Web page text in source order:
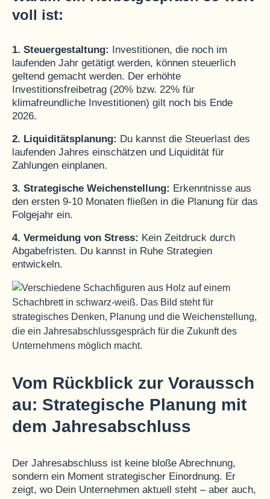
voll ist:
1. Steuergestaltung: Investitionen, die noch im
laufenden Jahr getätigt werden, können steuerlich
geltend gemacht werden. Der erhöhte
Investitionsfreibetrag (20% bzw. 22% für
klimafreundliche Investitionen) gilt noch bis Ende
2026.
2. Liquiditätsplanung: Du kannst die Steuerlast des
laufenden Jahres einschätzen und Liquidität für
Zahlungen einplanen.
3. Strategische Weichenstellung: Erkenntnisse aus
den ersten 9-10 Monaten fließen in die Planung für das
Folgejahr ein.
4. Vermeidung von Stress: Kein Zeitdruck durch
Abgabefristen. Du kannst in Ruhe Strategien
entwickeln.
Vom Rückblick zur Voraussch
au: Strategische Planung mit
dem Jahresabschluss
Der Jahresabschluss ist keine bloße Abrechnung,
sondern ein Moment strategischer Einordnung. Er
zeigt, wo Dein Unternehmen aktuell steht – aber auch,